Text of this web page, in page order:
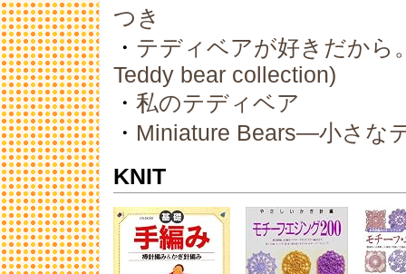
つき
・ テディベアが好きだから
Teddy bear collection)
・ 私のテディベア
・ Miniature Bears―小さな
KNIT